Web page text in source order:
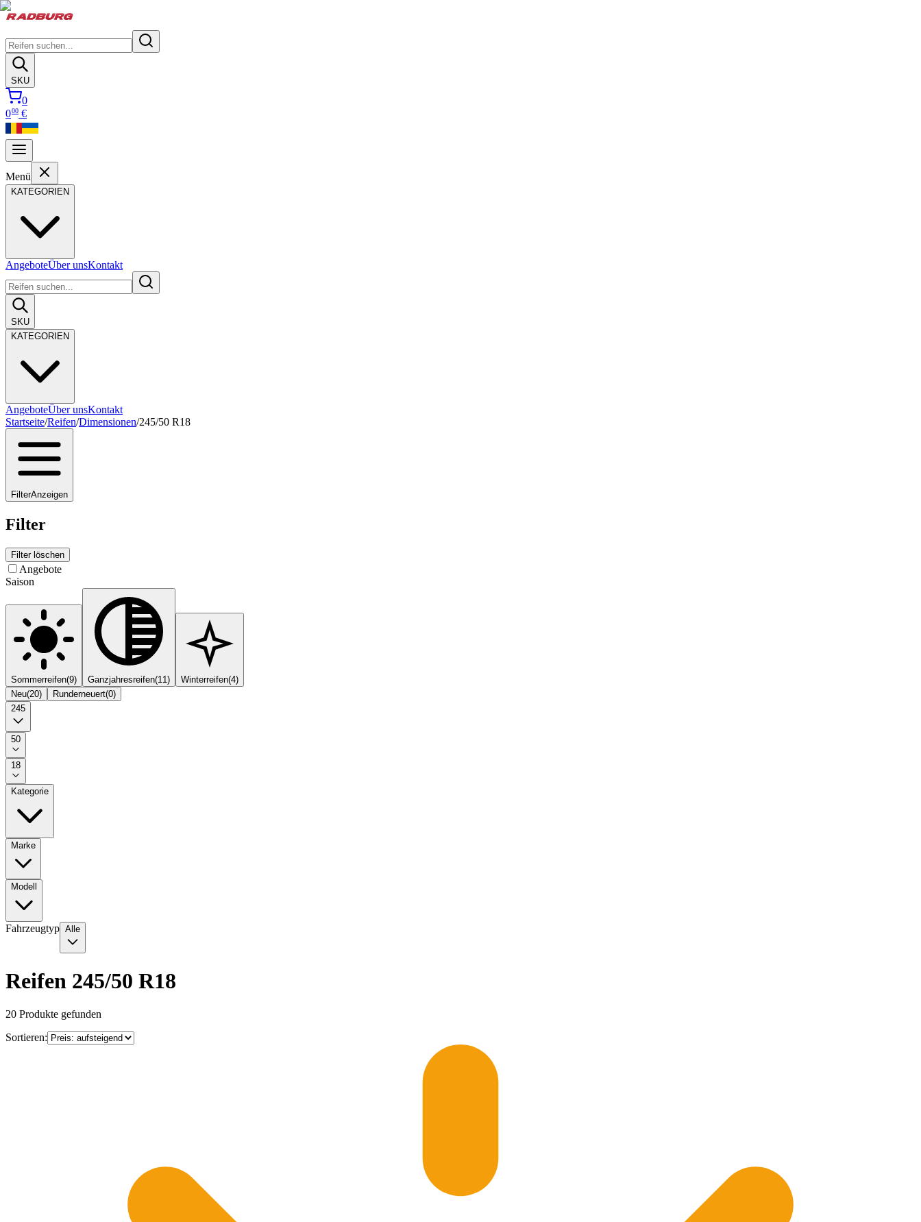
SKU
0
000 €
Menü
KATEGORIEN
AngeboteÜber unsKontakt
SKU
KATEGORIEN
AngeboteÜber unsKontakt
Startseite/Reifen/Dimensionen/245/50 R18
FilterAnzeigen
Filter
Filter löschen
Angebote
Saison
Sommerreifen(9) Ganzjahresreifen(11) Winterreifen(4)
Neu(20) Runderneuert(0)
245
50
18
Kategorie
Marke
Modell
Fahrzeugtyp Alle
Reifen 245/50 R18
20 Produkte gefunden
Sortieren: